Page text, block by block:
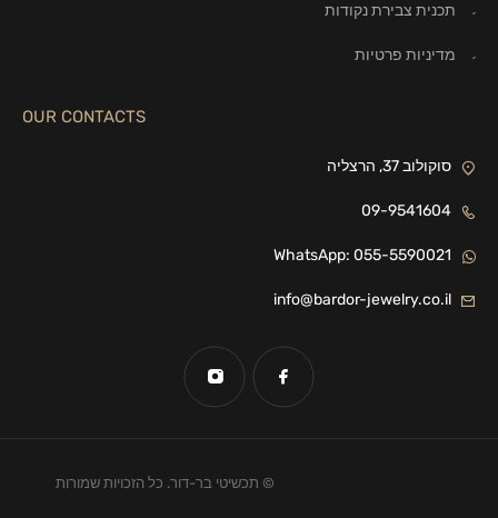
תכנית צבירת נקודות
מדיניות פרטיות
OUR CONTACTS
סוקולוב 37, הרצליה
09-9541604
WhatsApp: 055-5590021
info@bardor-jewelry.co.il
© תכשיטי בר-דור. כל הזכויות שמורות